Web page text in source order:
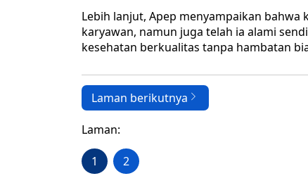
Lebih lanjut, Apep menyampaikan bahwa
karyawan, namun juga telah ia alami
kesehatan berkualitas tanpa hambatan
Laman berikutnya
Laman:
1 2